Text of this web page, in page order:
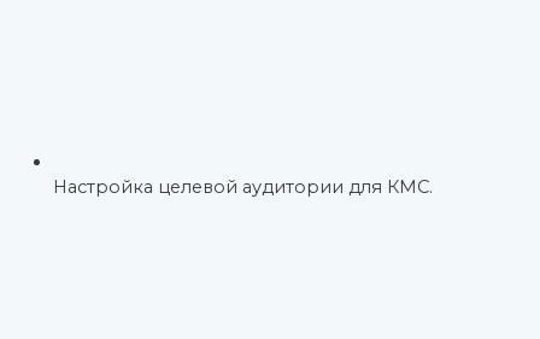
Настройка целевой аудитории для КМС.